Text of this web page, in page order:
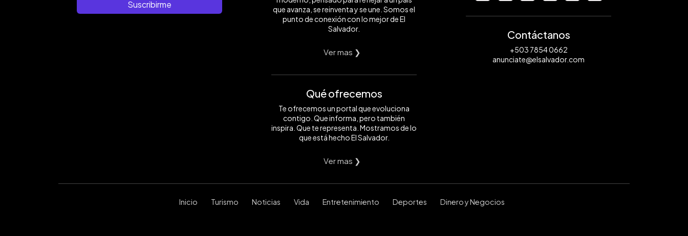
Suscribirme
que avanza, se reinventa y se une. Somos el
punto de conexión con lo mejor de El
Salvador.
Ver mas ❯
Qué ofrecemos
Te ofrecemos un portal que evoluciona
contigo. Que informa, pero también
inspira. Que te representa. Mostramos de lo
que está hecho El Salvador.
Ver mas ❯
Contáctanos
+503 7854 0662
anunciate@elsalvador.com
Inicio Turismo Noticias Vida Entretenimiento Deportes Dinero y Negocios